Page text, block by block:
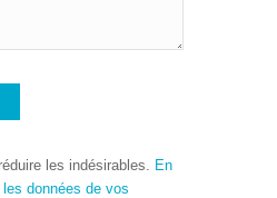
les indésirables. En
données de vos